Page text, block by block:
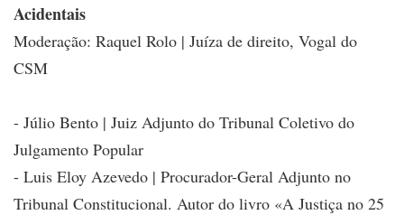
Acidentais
Moderação: Raquel Rolo | Juíza de direito, Vogal do
CSM
- Júlio Bento | Juiz Adjunto do Tribunal Coletivo do
Julgamento Popular
- Luis Eloy Azevedo | Procurador-Geral Adjunto no
Tribunal Constitucional. Autor do livro «A Justiça no 25